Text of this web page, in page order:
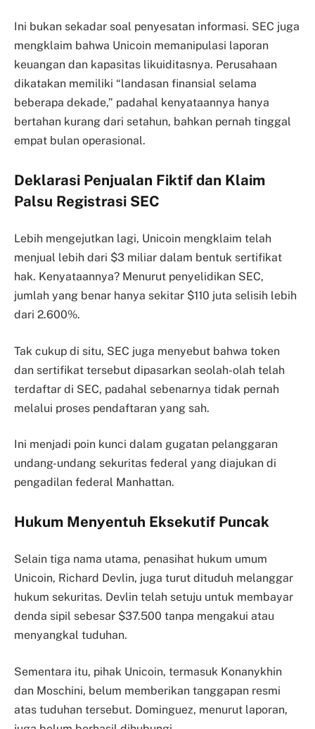
Ini bukan sekadar soal penyesatan informasi. SEC juga
mengklaim bahwa Unicoin memanipulasi laporan
keuangan dan kapasitas likuiditasnya. Perusahaan
dikatakan memiliki “landasan finansial selama
beberapa dekade,” padahal kenyataannya hanya
bertahan kurang dari setahun, bahkan pernah tinggal
empat bulan operasional.
Deklarasi Penjualan Fiktif dan Klaim
Palsu Registrasi SEC
Lebih mengejutkan lagi, Unicoin mengklaim telah
menjual lebih dari $3 miliar dalam bentuk sertifikat
hak. Kenyataannya? Menurut penyelidikan SEC,
jumlah yang benar hanya sekitar $110 juta selisih lebih
dari 2.600%.
Tak cukup di situ, SEC juga menyebut bahwa token
dan sertifikat tersebut dipasarkan seolah-olah telah
terdaftar di SEC, padahal sebenarnya tidak pernah
melalui proses pendaftaran yang sah.
Ini menjadi poin kunci dalam gugatan pelanggaran
undang-undang sekuritas federal yang diajukan di
pengadilan federal Manhattan.
Hukum Menyentuh Eksekutif Puncak
Selain tiga nama utama, penasihat hukum umum
Unicoin, Richard Devlin, juga turut dituduh melanggar
hukum sekuritas. Devlin telah setuju untuk membayar
denda sipil sebesar $37.500 tanpa mengakui atau
menyangkal tuduhan.
Sementara itu, pihak Unicoin, termasuk Konanykhin
dan Moschini, belum memberikan tanggapan resmi
atas tuduhan tersebut. Dominguez, menurut laporan,